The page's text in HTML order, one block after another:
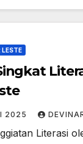
LESTE
2025
Literasi